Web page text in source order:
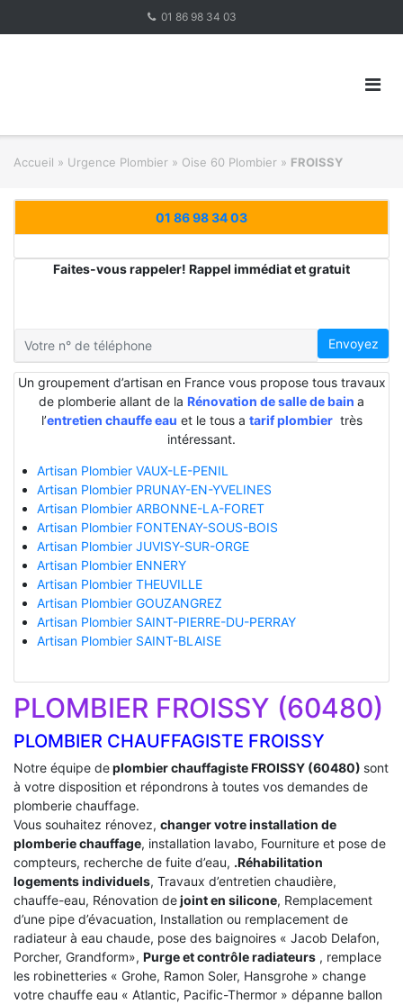
01 86 98 34 03
Accueil » Urgence Plombier » Oise 60 Plombier » FROISSY
01 86 98 34 03
Faites-vous rappeler! Rappel immédiat et gratuit
Envoyez
Un groupement d’artisan en France vous propose tous travaux
de plomberie allant de la Rénovation de salle de bain a
l’entretien chauffe eau et le tous a tarif plombiertrès
intéressant.
Artisan Plombier VAUX-LE-PENIL
Artisan Plombier PRUNAY-EN-YVELINES
Artisan Plombier ARBONNE-LA-FORET
Artisan Plombier FONTENAY-SOUS-BOIS
Artisan Plombier JUVISY-SUR-ORGE
Artisan Plombier ENNERY
Artisan Plombier THEUVILLE
Artisan Plombier GOUZANGREZ
Artisan Plombier SAINT-PIERRE-DU-PERRAY
Artisan Plombier SAINT-BLAISE
PLOMBIER FROISSY (60480)
PLOMBIER CHAUFFAGISTE FROISSY
Notre équipe deplombier chauffagiste FROISSY (60480) sont
à votre disposition et répondrons à toutes vos demandes de
plomberie chauffage.
Vous souhaitez rénovez, changer votre installation de
plomberie chauffage, installation lavabo, Fourniture et pose de
compteurs, recherche de fuite d’eau, .Réhabilitation
logements individuels, Travaux d’entretien chaudière,
chauffe-eau, Rénovation dejoint en silicone, Remplacement
d’une pipe d’évacuation, Installation ou remplacement de
radiateur à eau chaude, pose des baignoires « Jacob Delafon,
Porcher, Grandform», Purge et contrôle radiateurs , remplace
les robinetteries « Grohe, Ramon Soler, Hansgrohe » change
votre chauffe eau « Atlantic, Pacific-Thermor » dépanne ballon